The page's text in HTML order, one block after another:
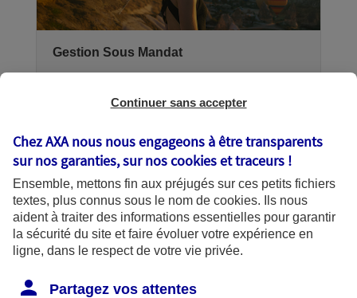
Gestion Sous Mandat
ou PEA à des professionnels de la finance.
Continuer sans accepter
Chez AXA nous nous engageons à être transparents
sur nos garanties, sur noscookies et traceurs !
Ensemble, mettons fin aux préjugés sur ces petits fichiers
textes, plus connus sous le nom de cookies. Ils nous
aident à traiter des informations essentielles pour garantir
la sécurité du site et faire évoluer votre expérience en
ligne, dans le respect de votre vie privée.
Partagez vos attentes